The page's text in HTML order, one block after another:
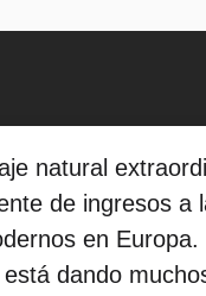
natural
de ingresos a
en Europa.
dando